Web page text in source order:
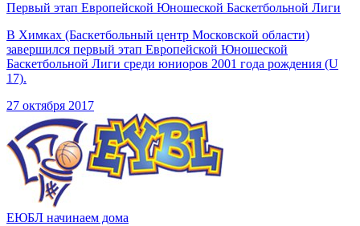
Первый этап Европейской Юношеской Баскетбольной Лиги
В Химках (Баскетбольный центр Московской области)
завершился первый этап Европейской Юношеской
Баскетбольной Лиги среди юниоров 2001 года рождения (U
17).
27 октября 2017
ЕЮБЛ начинаем дома